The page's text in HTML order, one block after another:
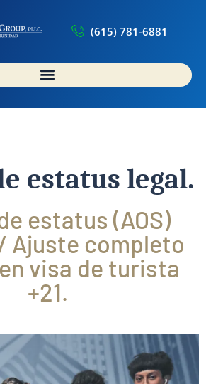
(615) 781-6881
estatus legal.
estatus (AOS)
Ajuste completo
visa de turista
+21.